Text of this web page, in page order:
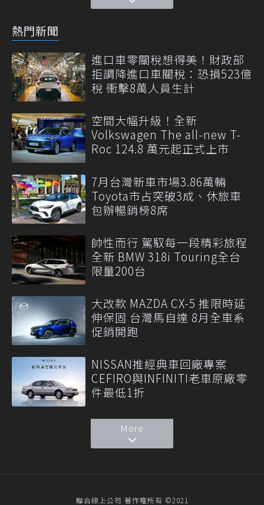
熱門新聞
進口車零關稅想得美！財政部
拒調降進口車關稅：恐損523億
稅 衝擊8萬人員生計
空間大幅升級！全新
Volkswagen The all-new T-
Roc 124.8 萬元起正式上市
7月台灣新車市場3.86萬輛
Toyota市占突破3成、休旅車
包辦暢銷榜8席
帥性而行 駕馭每一段精彩旅程
全新 BMW 318i Touring全台
限量200台
大改款 MAZDA CX-5 推限時延
伸保固 台灣馬自達 8月全車系
促銷開跑
NISSAN推經典車回廠專案
CEFIRO與INFINITI老車原廠零
件最低1折
More
聯合線上公司 著作權所有 ©2021